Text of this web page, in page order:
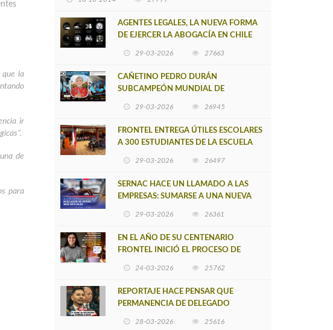
que la
ir
de
para
AGENTES LEGALES, LA NUEVA FORMA
DE EJERCER LA ABOGACÍA EN CHILE
29-03-2026 27663
CAÑETINO PEDRO DURÁN
SUBCAMPEÓN MUNDIAL DE
29-03-2026 26945
FRONTEL ENTREGA ÚTILES ESCOLARES
A 300 ESTUDIANTES DE LA ESCUELA
29-03-2026 26497
SERNAC HACE UN LLAMADO A LAS
EMPRESAS: SUMARSE A UNA NUEVA
29-03-2026 26361
EN EL AÑO DE SU CENTENARIO
FRONTEL INICIÓ EL PROCESO DE
24-03-2026 25762
REPORTAJE HACE PENSAR QUE
PERMANENCIA DE DELEGADO
28-03-2026 25616